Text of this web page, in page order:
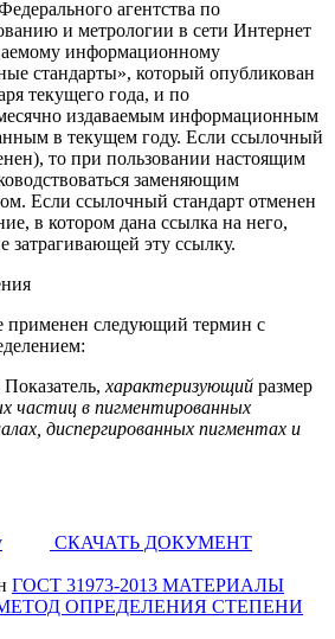
агентства по
и метрологии в сети Интернет
информационному
стандарты», который опубликован
текущего года, и по
издаваемым информационным
в текущем году. Если ссылочный
то при пользовании настоящим
заменяющим
Если ссылочный стандарт отменен
в котором дана ссылка на него,
затрагивающей эту ссылку.
применен следующий термин с
Показатель, характеризующий размер
частиц в пигментированных
диспергированных пигментах и
СКАЧАТЬ ДОКУМЕНТ
ГОСТ 31973-2013 МАТЕРИАЛЫ
ОПРЕДЕЛЕНИЯ СТЕПЕНИ